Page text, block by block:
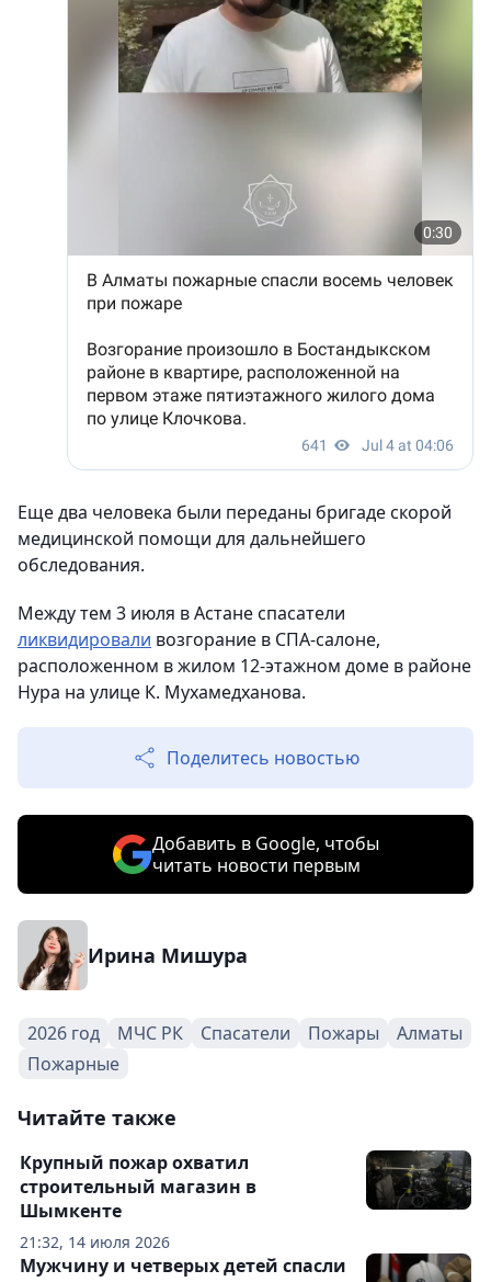
Еще два человека были переданы бригаде скорой
медицинской помощи для дальнейшего
обследования.
Между тем 3 июля в Астане спасатели
ликвидировали возгорание в СПА-салоне,
расположенном в жилом 12-этажном доме в районе
Нура на улице К. Мухамедханова.
Поделитесь новостью
Добавить в Google, чтобы
читать новости первым
Ирина Мишура
2026 год МЧС РК Спасатели Пожары
Алматы
Пожарные
Читайте также
21:32, 14 июля 2026
Крупный пожар охватил
строительный магазин в
Шымкенте
Мужчину и четверых детей спасли